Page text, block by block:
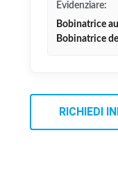
Evidenziare:
Bobinatrice
Bobinatrice
RICHIEDI